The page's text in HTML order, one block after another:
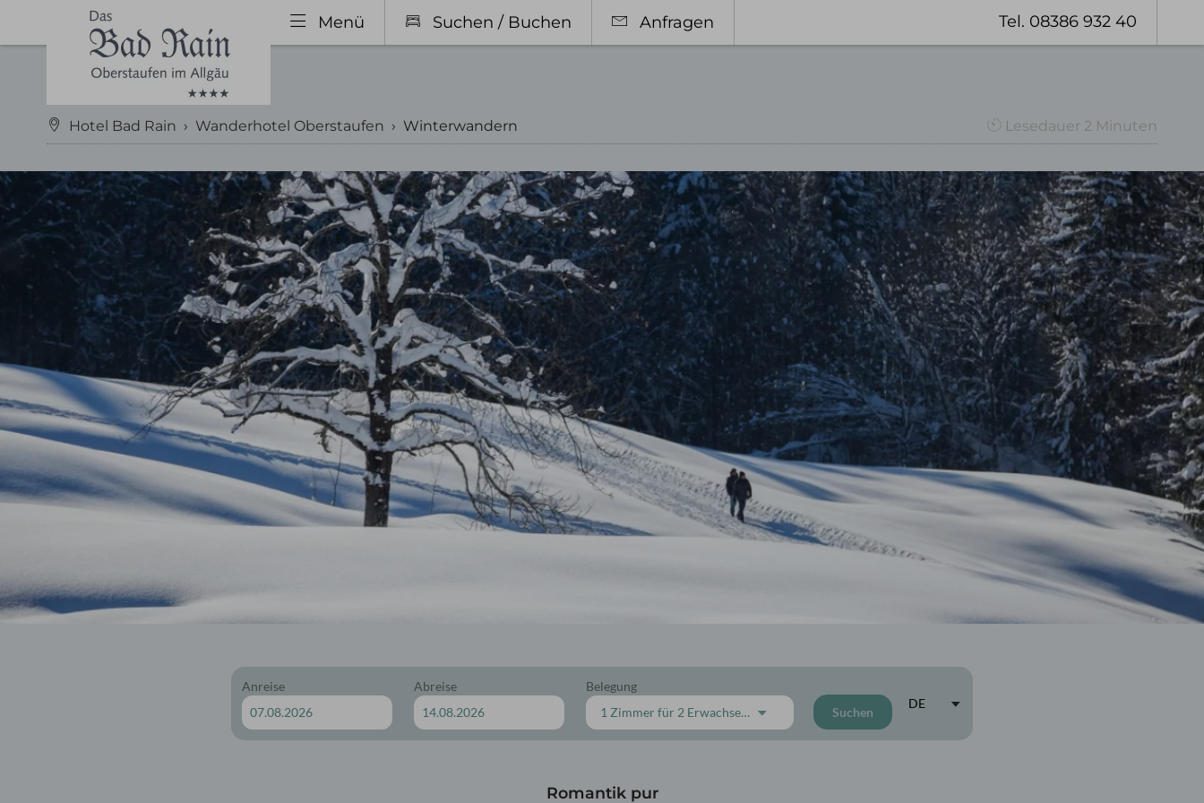
Menü Suchen / Buchen Anfragen Tel. 08386 932 40
Hotel Oberstaufen
Gastgeber & Geschichte
Urlaubstipps 2026
Bewertungen
Impressionen
Wissenswertes
Gutschein
Nachhaltigkeit
Zimmer & Preise
Kategorien
Inklusivleistungen
Angebote
Urlaub mit Hund
Restaurant in Oberstaufen
Gasträume
Biergarten & Terrasse
Speisekarte
Frühstück
Feiern
Wanderhotel Oberstaufen
Naturpark Nagelfluhkette
Winterwandern
Geführte Wanderungen
Premiumwanderwege
Wanderangebote
Golfhotel Oberstaufen
Golfturnierwochen
Gratis Golf
Skihotel Oberstaufen Fahrradhotel Oberstaufen Wellnesshotel Oberstaufen
Schrothkurhotel Oberstaufen
Wellnessangebote
Unsere Therapeutin
Nachhaltigkeit Wissenswertes E-Mail
Hotel Bad Rain › Wanderhotel Oberstaufen › Winterwandern Lesedauer 2 Minuten
Anreise Abreise
Belegung
1 Zimmer für 2 Erwachsene Suchen
DE
Romantik pur